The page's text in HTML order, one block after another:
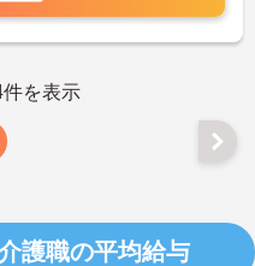
を表示
護職の平均給与